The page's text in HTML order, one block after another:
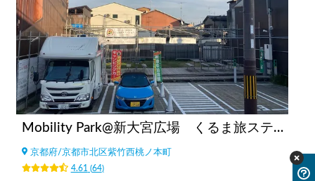
Mobility Park@新大宮広場 くるま旅ステーション by Van LIfe COYOTE
京都府/京都市北区紫竹西桃ノ本町
4.61 (64)